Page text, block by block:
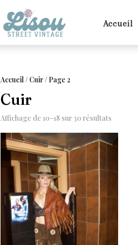
Accueil
Accueil/ Cuir/ Page 2
Cuir
Affichage de 10–18 sur 30 résultats